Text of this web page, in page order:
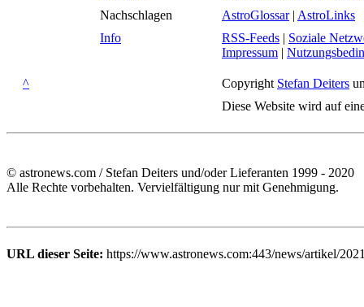
Nachschlagen
AstroGlossar| AstroLinks
Info
RSS-Feeds | Soziale
Impressum |
^ Copyright Stefan Deiters
Diese Website wird auf
© astronews.com / Stefan Deiters und/oder Lieferanten 1999 - 2020
Alle Rechte vorbehalten. Vervielfältigung nur mit Genehmigung.
URL dieser Seite: https://www.astronews.com:443/news/artikel/